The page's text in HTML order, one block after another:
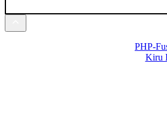
PHP-
Kiru